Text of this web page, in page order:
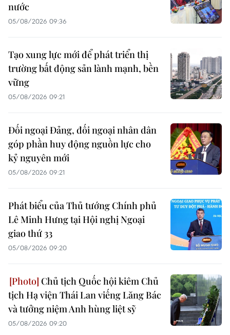
nước
05/08/2026 09:36
Tạo xung lực mới để phát triển thị
trường bất động sản lành mạnh, bền
vững
05/08/2026 09:21
Đối ngoại Đảng, đối ngoại nhân dân
góp phần huy động nguồn lực cho
kỷ nguyên mới
05/08/2026 09:21
Phát biểu của Thủ tướng Chính phủ
Lê Minh Hưng tại Hội nghị Ngoại
giao thứ 33
05/08/2026 09:20
Chủ tịch Quốc hội kiêm Chủ
tịch Hạ viện Thái Lan viếng Lăng Bác
và tưởng niệm Anh hùng liệt sỹ
05/08/2026 09:20